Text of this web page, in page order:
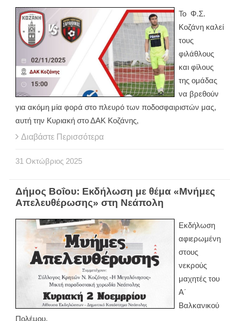
Το Φ.Σ.
Κοζάνη καλεί
τους
φιλάθλους
και φίλους
της ομάδας
να βρεθούν
για ακόμη μία φορά στο πλευρό των ποδοσφαιριστών μας,
αυτή την Κυριακή στο ΔΑΚ Κοζάνης,
Διαβάστε Περισσότερα
31 Οκτώβριος 2025
Δήμος Βοΐου: Εκδήλωση με θέμα «Μνήμες
Απελευθέρωσης» στη Νεάπολη
Εκδήλωση
αφιερωμένη
στους
νεκρούς
μαχητές του
Α΄
Βαλκανικού
Πολέμου.